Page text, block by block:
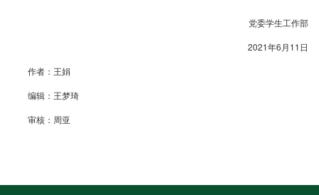
党委学生工作部
2021年6月11日
作者：王娟
编辑：王梦琦
审核：周亚